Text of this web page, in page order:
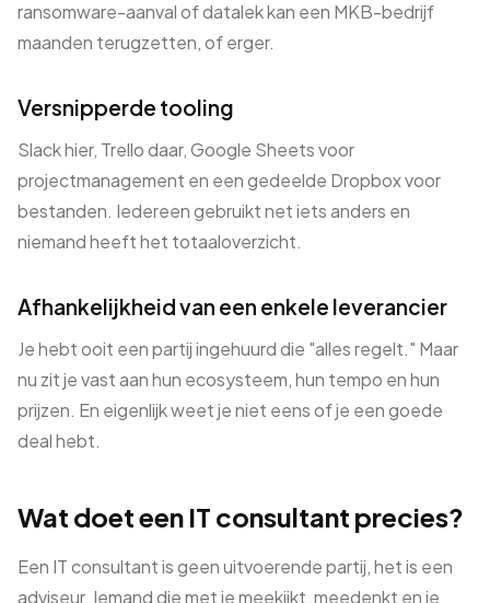
ransomware-aanval of datalek kan een MKB-bedrijf
maanden terugzetten, of erger.
Versnipperde tooling
Slack hier, Trello daar, Google Sheets voor
projectmanagement en een gedeelde Dropbox voor
bestanden. Iedereen gebruikt net iets anders en
niemand heeft het totaaloverzicht.
Afhankelijkheid van een enkele leverancier
Je hebt ooit een partij ingehuurd die "alles regelt." Maar
nu zit je vast aan hun ecosysteem, hun tempo en hun
prijzen. En eigenlijk weet je niet eens of je een goede
deal hebt.
Wat doet een IT consultant precies?
Een IT consultant is geen uitvoerende partij, het is een
adviseur. Iemand die met je meekijkt, meedenkt en je